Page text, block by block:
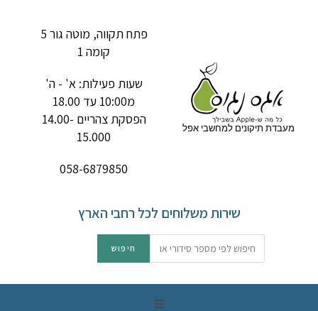
מעבדת תיקונים למחשבי אפל
פתח תקווה, מוטה גור 5
קומה 1
שעות פעילות: א' - ה'
מ10:00 עד 18.00
הפסקת צהריים 14.00-
15.000
058-6879850
שירות משלוחים לכל רחבי הארץ